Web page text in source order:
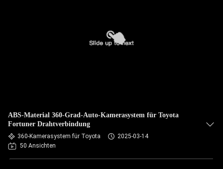
ABS-Material 360-Grad-Auto-Kamerasystem für Toyota
Fortuner Drahtverbindung
360-Kamerasystem für Toyota
2025-03-14
50 Ansichten